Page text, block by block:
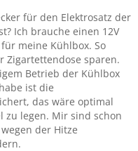
für den Elektrosatz der
Ich brauche einen 12V
meine Kühlbox. So
Zigartettendose sparen.
Betrieb der Kühlbox
ist die
das wäre optimal
zu legen. Mir sind schon
der Hitze